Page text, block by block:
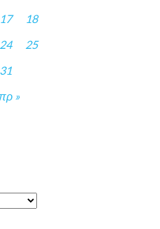
»
17
18
24
25
31